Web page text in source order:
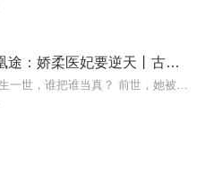
【爆更】丨重生凰途：娇柔医妃要逆天丨古言重生丨《莫离》同款丨宫闱宅斗丨智商在线